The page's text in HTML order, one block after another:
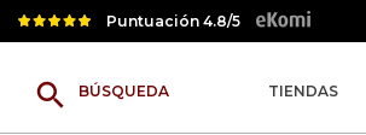
Puntuación 4.8/5
search TIENDAS